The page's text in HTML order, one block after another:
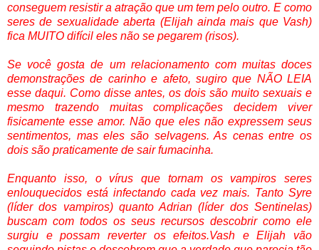
conseguem resistir a atração que um tem pelo outro. E como
seres de sexualidade aberta (Elijah ainda mais que Vash)
fica MUITO difícil eles não se pegarem (risos).
Se você gosta de um relacionamento com muitas doces
demonstrações de carinho e afeto, sugiro que NÃO LEIA
esse daqui. Como disse antes, os dois são muito sexuais e
mesmo trazendo muitas complicações decidem viver
fisicamente esse amor. Não que eles não expressem seus
sentimentos, mas eles são selvagens. As cenas entre os
dois são praticamente de sair fumacinha.
Enquanto isso, o vírus que tornam os vampiros seres
enlouquecidos está infectando cada vez mais. Tanto Syre
(líder dos vampiros) quanto Adrian (líder dos Sentinelas)
buscam com todos os seus recursos descobrir como ele
surgiu e possam reverter os efeitos.Vash e Elijah vão